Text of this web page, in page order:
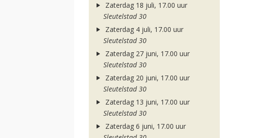
Zaterdag 18 juli, 17.00 uur
Sleutelstad 30
Zaterdag 4 juli, 17.00 uur
Sleutelstad 30
Zaterdag 27 juni, 17.00 uur
Sleutelstad 30
Zaterdag 20 juni, 17.00 uur
Sleutelstad 30
Zaterdag 13 juni, 17.00 uur
Sleutelstad 30
Zaterdag 6 juni, 17.00 uur